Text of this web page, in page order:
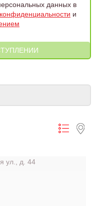
данных в
и
ул., д. 44